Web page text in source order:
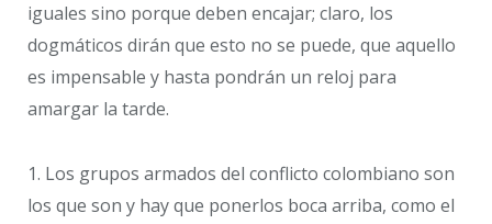
iguales sino porque deben encajar; claro, los
dogmáticos dirán que esto no se puede, que aquello
es impensable y hasta pondrán un reloj para
amargar la tarde.
1. Los grupos armados del conflicto colombiano son
los que son y hay que ponerlos boca arriba, como el